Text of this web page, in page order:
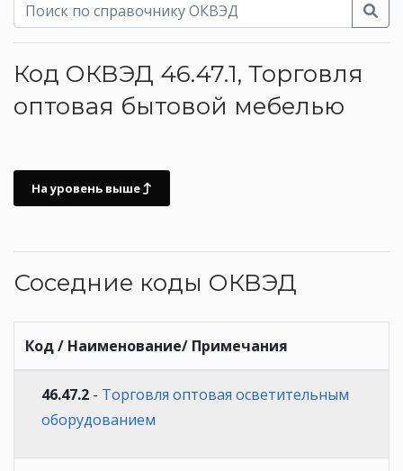
Код ОКВЭД 46.47.1, Торговля
оптовая бытовой мебелью
На уровень выше
Соседние коды ОКВЭД
Код / Наименование/ Примечания
46.47.2 - Торговля оптовая осветительным
оборудованием